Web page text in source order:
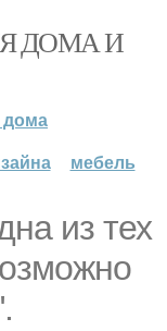
ДОМА И
дома
мебель
из тех